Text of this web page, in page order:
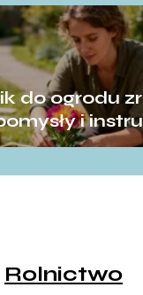
do ogrodu
i
Rolnictwo